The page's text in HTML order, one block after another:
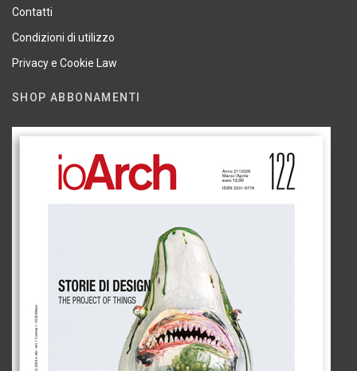
Contatti
Condizioni di utilizzo
Privacy e Cookie Law
SHOP ABBONAMENTI